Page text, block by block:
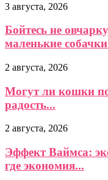
3 августа, 2026
Бойтесь не
маленькие
2 августа, 2026
Могут ли кошки по
радость...
2 августа, 2026
Эффект Ваймса:
где экономия...